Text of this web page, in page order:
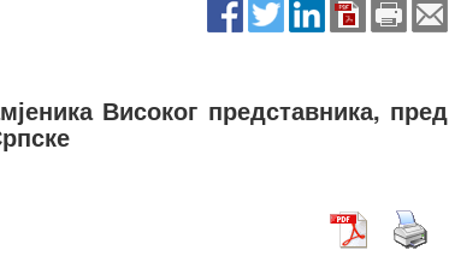
Високог представника, пред